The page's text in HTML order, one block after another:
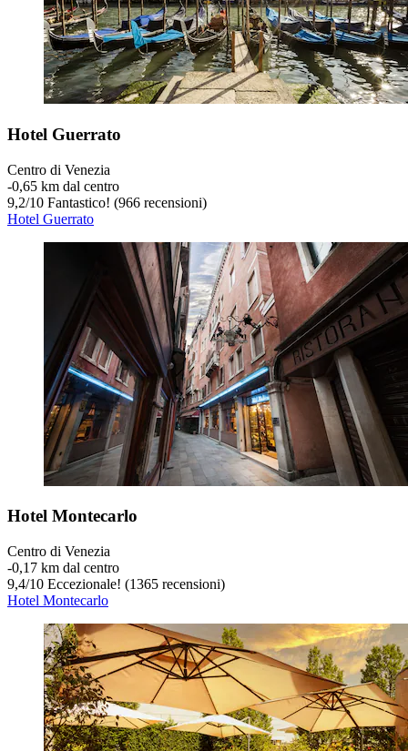
Hotel Guerrato
Centro di Venezia
‐0,65 km dal centro
9,2/10 Fantastico! (966 recensioni)
Hotel Guerrato
Hotel Montecarlo
Centro di Venezia
‐0,17 km dal centro
9,4/10 Eccezionale! (1365 recensioni)
Hotel Montecarlo